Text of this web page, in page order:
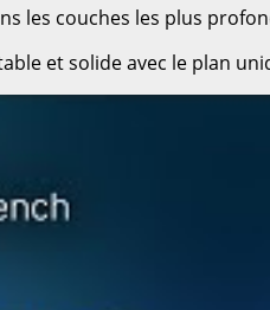
les couches les plus
et solide avec le plan